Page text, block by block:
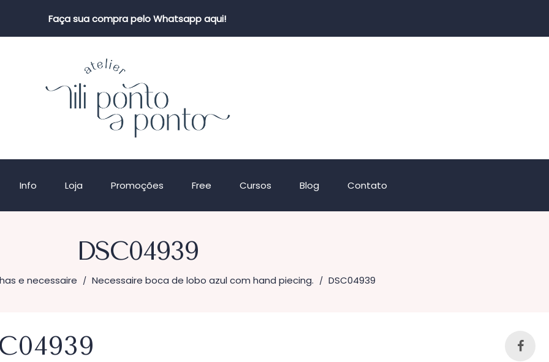
Faça sua compra pelo Whatsapp aqui!
Info Loja Promoções Free Cursos Blog Contato
DSC04939
e necessaire / Necessaire boca de lobo azul com hand piecing. / DSC04939